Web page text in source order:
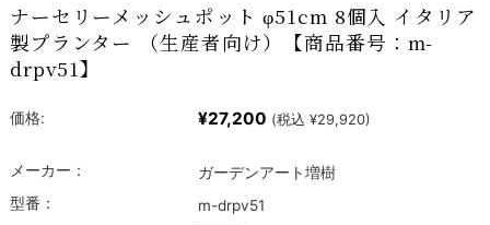
ナーセリーメッシュポット φ51cm 8個入 イタリア
製プランター （生産者向け）【商品番号：m-
drpv51】
価格: ¥27,200 (税込 ¥29,920)
メーカー：
ガーデンアート増樹
型番：
m-drpv51